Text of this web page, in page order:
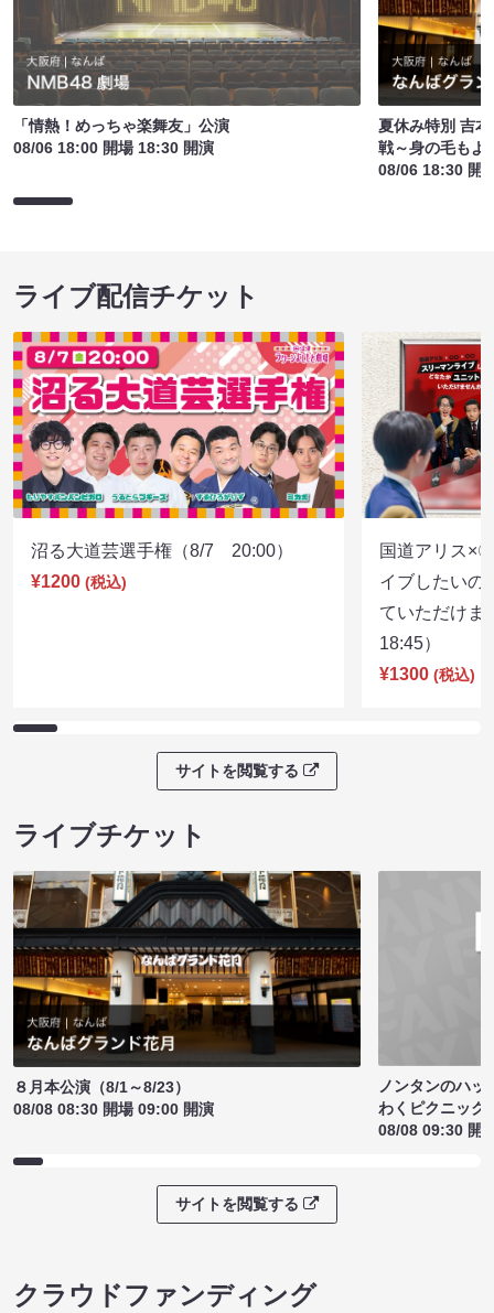
「情熱！めっちゃ楽舞友」公演
08/06 18:00 開場 18:30 開演
夏休み特別 吉
戦～身の毛もよ
08/06 18:30 開
ライブ配信チケット
沼る大道芸選手権（8/7 20:00）
¥1200 (税込)
国道アリス×
イブしたいの
ていただけ
18:45）
¥1300 (税込)
サイトを閲覧する
ライブチケット
８月本公演（8/1～8/23）
08/08 08:30 開場 09:00 開演
ノンタンのハッ
わくピクニック
08/08 09:30 開
サイトを閲覧する
クラウドファンディング